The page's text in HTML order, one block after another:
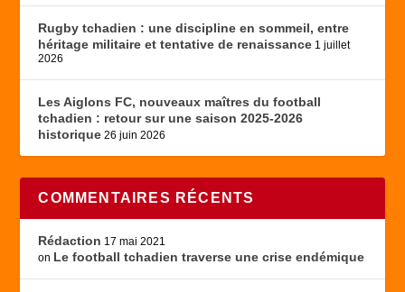
Rugby tchadien : une discipline en sommeil, entre
héritage militaire et tentative de renaissance 1 juillet
2026
Les Aiglons FC, nouveaux maîtres du football
tchadien : retour sur une saison 2025-2026
historique 26 juin 2026
COMMENTAIRES RÉCENTS
Rédaction 17 mai 2021
on Le football tchadien traverse une crise endémique